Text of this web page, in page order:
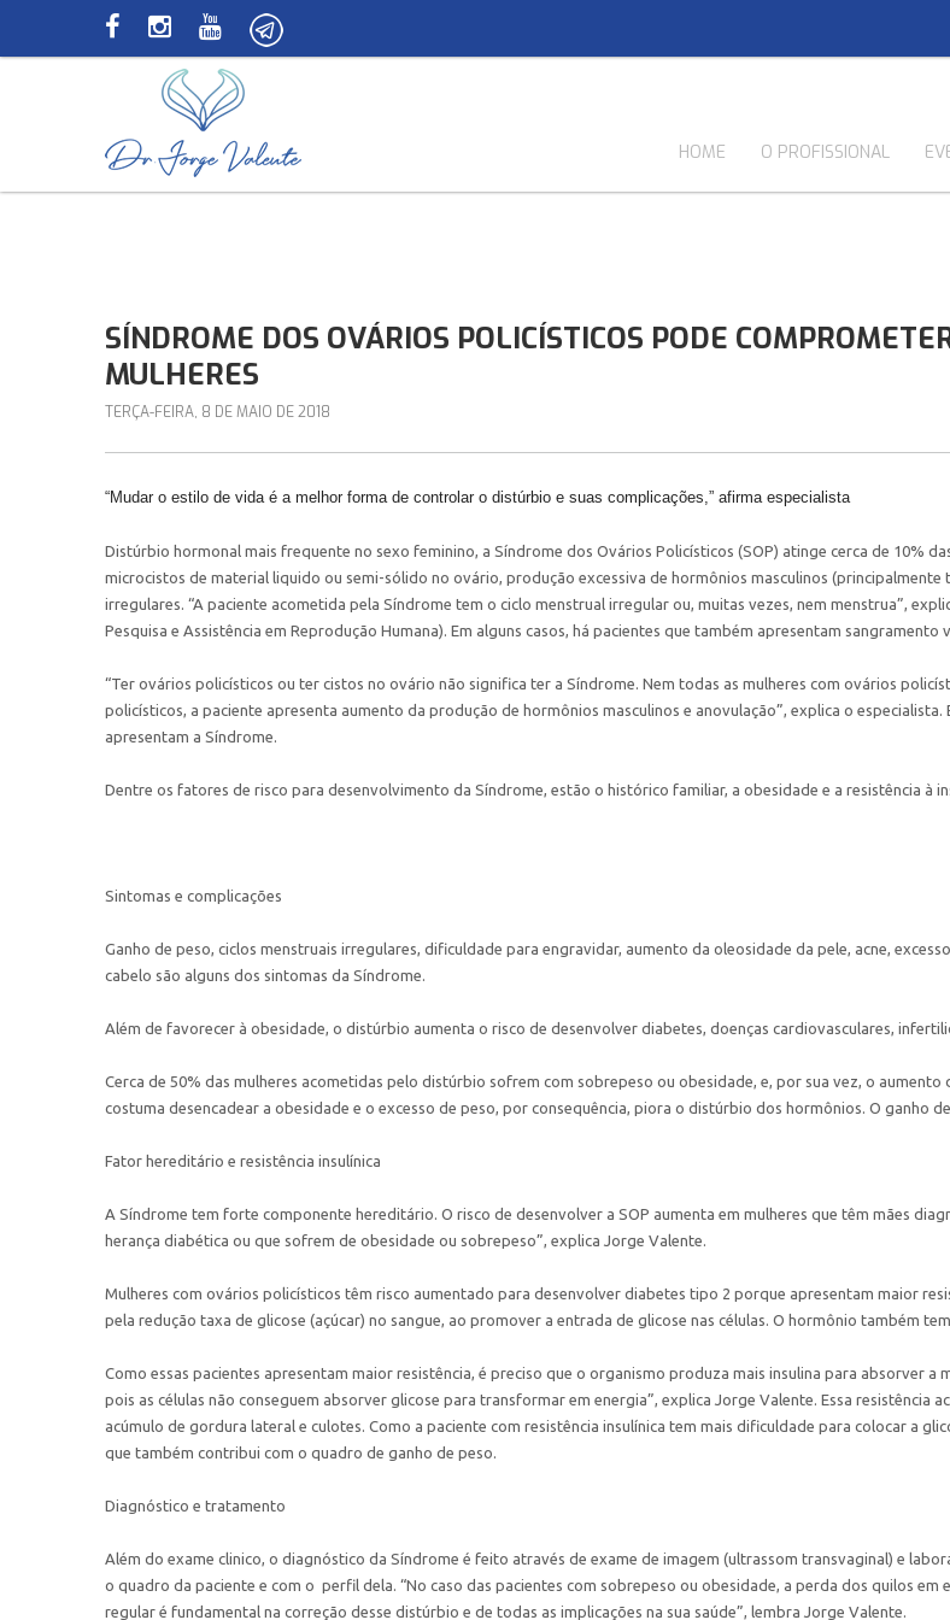
HOME O PROFISSIONAL
SÍNDROME DOS OVÁRIOS POLICÍSTICOS PODE
MULHERES
TERÇA-FEIRA, 8 DE MAIO DE 2018
“Mudar o estilo de vida é a melhor forma de controlar o distúrbio e suas complicações,” afirma especialista
Distúrbio hormonal mais frequente no sexo feminino, a Síndrome dos Ovários Policísticos (SOP) atinge cerca de 10%
microcistos de material liquido ou semi-sólido no ovário, produção excessiva de hormônios masculinos
irregulares. “A paciente acometida pela Síndrome tem o ciclo menstrual irregular ou, muitas vezes, nem menstrua”,
Pesquisa e Assistência em Reprodução Humana). Em alguns casos, há pacientes que também apresentam
“Ter ovários policísticos ou ter cistos no ovário não significa ter a Síndrome. Nem todas as mulheres com ovários
policísticos, a paciente apresenta aumento da produção de hormônios masculinos e anovulação”, explica o
apresentam a Síndrome.
Dentre os fatores de risco para desenvolvimento da Síndrome, estão o histórico familiar, a obesidade e a resistência à
Sintomas e complicações
Ganho de peso, ciclos menstruais irregulares, dificuldade para engravidar, aumento da oleosidade da pele, acne,
cabelo são alguns dos sintomas da Síndrome.
Além de favorecer à obesidade, o distúrbio aumenta o risco de desenvolver diabetes, doenças cardiovasculares,
Cerca de 50% das mulheres acometidas pelo distúrbio sofrem com sobrepeso ou obesidade, e, por sua vez, o
costuma desencadear a obesidade e o excesso de peso, por consequência, piora o distúrbio dos hormônios. O ganho
Fator hereditário e resistência insulínica
A Síndrome tem forte componente hereditário. O risco de desenvolver a SOP aumenta em mulheres que têm mães
herança diabética ou que sofrem de obesidade ou sobrepeso”, explica Jorge Valente.
Mulheres com ovários policísticos têm risco aumentado para desenvolver diabetes tipo 2 porque apresentam maior
pela redução taxa de glicose (açúcar) no sangue, ao promover a entrada de glicose nas células. O hormônio também
Como essas pacientes apresentam maior resistência, é preciso que o organismo produza mais insulina para absorver
pois as células não conseguem absorver glicose para transformar em energia”, explica Jorge Valente. Essa resistência
acúmulo de gordura lateral e culotes. Como a paciente com resistência insulínica tem mais dificuldade para colocar a
que também contribui com o quadro de ganho de peso.
Diagnóstico e tratamento
Além do exame clinico, o diagnóstico da Síndrome é feito através de exame de imagem (ultrassom transvaginal) e
o quadro da paciente e com o perfil dela. “No caso das pacientes com sobrepeso ou obesidade, a perda dos quilos
regular é fundamental na correção desse distúrbio e de todas as implicações na sua saúde”, lembra Jorge Valente.